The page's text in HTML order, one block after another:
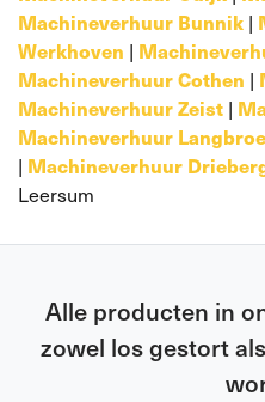
Machineverhuur Bunnik |
Werkhoven |
Machineverhuur Cothen |
Machineverhuur Zeist |
Machineverhuur
| Machineverhuur
Leersum
Alle producten in
zowel los gestort